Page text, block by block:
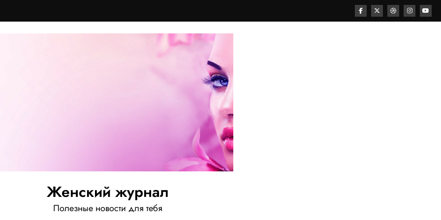
Женский журнал
Полезные новости для тебя